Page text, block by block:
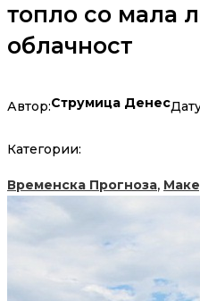
топло со мала
облачност
Автор:Струмица Денес
Категории:
Временска Прогноза,